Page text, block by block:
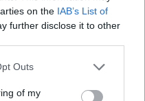
on the IAB’s List of
further disclose it to other
one or more Google
You may click to
Outs
of my
ηλεκτρικά - Ποιο
για την
- Χαρδαλιάς: